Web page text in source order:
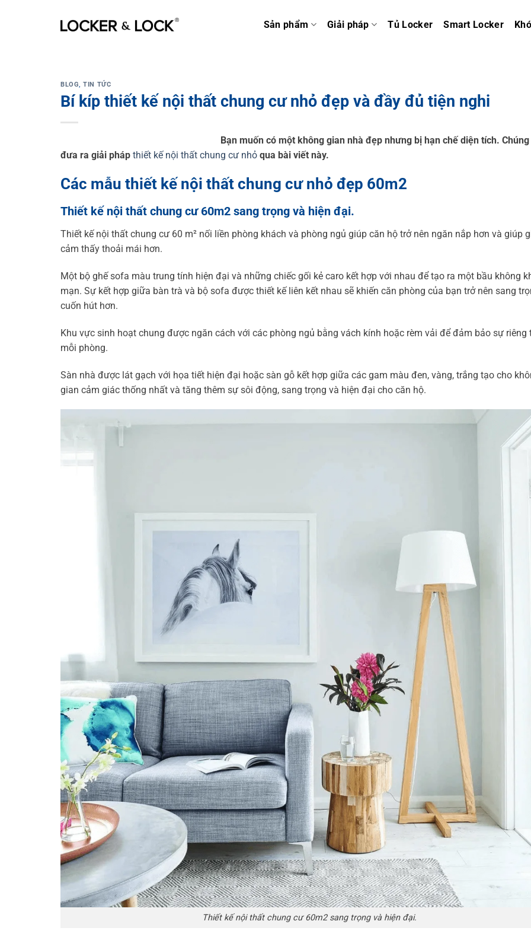
Sản phẩm Giải pháp Tủ Locker Smart Locker
BLOG,TIN TỨC
Bí kíp thiết kế nội thất chung cư nhỏ đẹp và đầy đủ tiện nghi
Bạn muốn có một không gian nhà đẹp nhưng bị hạn chế diện tích.
đưa ra giải pháp thiết kế nội thất chung cư nhỏ qua bài viết này.
Các mẫu thiết kế nội thất chung cư nhỏ đẹp 60m2
Thiết kế nội thất chung cư 60m2 sang trọng và hiện đại.
Thiết kế nội thất chung cư 60 m² nối liền phòng khách và phòng ngủ giúp căn hộ trở nên ngăn nắp hơn và giúp
cảm thấy thoải mái hơn.
Một bộ ghế sofa màu trung tính hiện đại và những chiếc gối kẻ caro kết hợp với nhau để tạo ra một bầu không
mạn. Sự kết hợp giữa bàn trà và bộ sofa được thiết kế liên kết nhau sẽ khiến căn phòng của bạn trở nên sang
cuốn hút hơn.
Khu vực sinh hoạt chung được ngăn cách với các phòng ngủ bằng vách kính hoặc rèm vải để đảm bảo sự riêng
mỗi phòng.
Sàn nhà được lát gạch với họa tiết hiện đại hoặc sàn gỗ kết hợp giữa các gam màu đen, vàng, trắng tạo cho
gian cảm giác thống nhất và tăng thêm sự sôi động, sang trọng và hiện đại cho căn hộ.
Thiết kế nội thất chung cư 60m2 sang trọng và hiện đại.